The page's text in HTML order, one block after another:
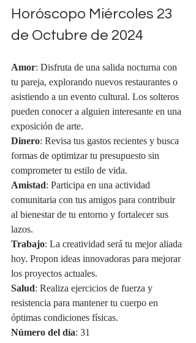
Horóscopo Miércoles 23
de Octubre de 2024
Amor: Disfruta de una salida nocturna con
tu pareja, explorando nuevos restaurantes o
asistiendo a un evento cultural. Los solteros
pueden conocer a alguien interesante en una
exposición de arte.
Dinero: Revisa tus gastos recientes y busca
formas de optimizar tu presupuesto sin
comprometer tu estilo de vida.
Amistad: Participa en una actividad
comunitaria con tus amigos para contribuir
al bienestar de tu entorno y fortalecer sus
lazos.
Trabajo: La creatividad será tu mejor aliada
hoy. Propon ideas innovadoras para mejorar
los proyectos actuales.
Salud: Realiza ejercicios de fuerza y
resistencia para mantener tu cuerpo en
óptimas condiciones físicas.
Número del día: 31